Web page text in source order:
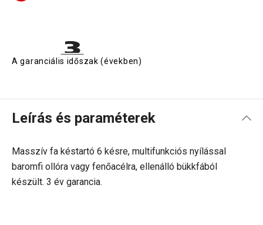
A garanciális időszak (években)
Leírás és paraméterek
Masszív fa késtartó 6 késre, multifunkciós nyílással
baromfi ollóra vagy fenőacélra, ellenálló bükkfából
készült. 3 év garancia.